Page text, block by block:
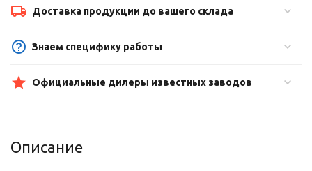
Доставка продукции до вашего склада
Знаем специфику работы
Официальные дилеры известных заводов
Описание